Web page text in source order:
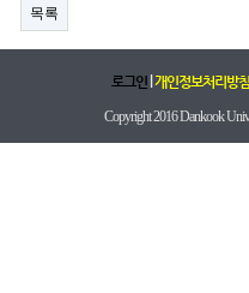
목록
로그인|개인정보처리방침
Copyright 2016 Dankook